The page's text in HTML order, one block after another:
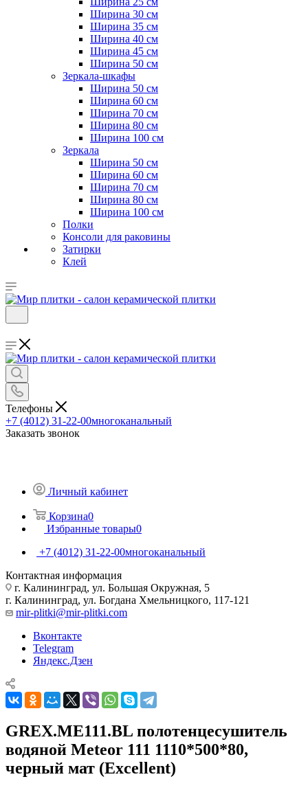
Ширина 30 см
Ширина 35 см
Ширина 40 см
Ширина 45 см
Ширина 50 см
Зеркала-шкафы
Ширина 50 см
Ширина 60 см
Ширина 70 см
Ширина 80 см
Ширина 100 см
Зеркала
Ширина 50 см
Ширина 60 см
Ширина 70 см
Ширина 80 см
Ширина 100 см
Полки
Консоли для раковины
Затирки
Клей
Телефоны
+7 (4012) 31-22-00многоканальный
Заказать звонок
Личный кабинет
Корзина0
Избранные товары0
+7 (4012) 31-22-00многоканальный
Контактная информация
г. Калининград, ул. Большая Окружная, 5
г. Калининград, ул. Богдана Хмельницкого, 117-121
mir-plitki@mir-plitki.com
Вконтакте
Telegram
Яндекс.Дзен
GREX.ME111.BL полотенцесушитель
водяной Meteor 111 1110*500*80,
черный мат (Excellent)